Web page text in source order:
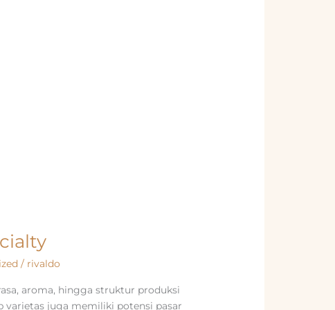
/ rivaldo
aroma, hingga struktur produksi
varietas juga memiliki potensi pasar